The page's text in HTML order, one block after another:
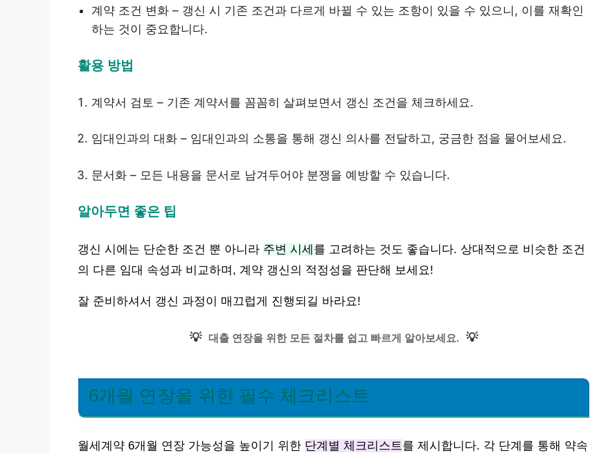
계약 조건 변화 – 갱신 시 기존 조건과 다르게 바뀔 수 있는 조항이 있을 수 있으니, 이를 재확인
하는 것이 중요합니다.
활용 방법
계약서 검토 – 기존 계약서를 꼼꼼히 살펴보면서 갱신 조건을 체크하세요.
임대인과의 대화 – 임대인과의 소통을 통해 갱신 의사를 전달하고, 궁금한 점을 물어보세요.
문서화 – 모든 내용을 문서로 남겨두어야 분쟁을 예방할 수 있습니다.
알아두면 좋은 팁
갱신 시에는 단순한 조건 뿐 아니라 주변 시세 를 고려하는 것도 좋습니다. 상대적으로 비슷한 조건
의 다른 임대 속성과 비교하며, 계약 갱신의 적정성을 판단해 보세요!
잘 준비하셔서 갱신 과정이 매끄럽게 진행되길 바라요!
💡 대출 연장을 위한 모든 절차를 쉽고 빠르게 알아보세요. 💡
6개월 연장을 위한 필수 체크리스트
월세계약 6개월 연장 가능성을 높이기 위한 단계별 체크리스트 를 제시합니다. 각 단계를 통해 약속